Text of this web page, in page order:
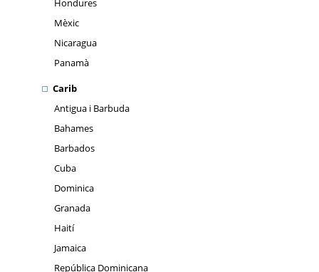
Hondures
Mèxic
Nicaragua
Panamà
Carib
Antigua i Barbuda
Bahames
Barbados
Cuba
Dominica
Granada
Haití
Jamaica
República Dominicana